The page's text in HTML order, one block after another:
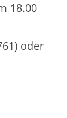
18.00
oder